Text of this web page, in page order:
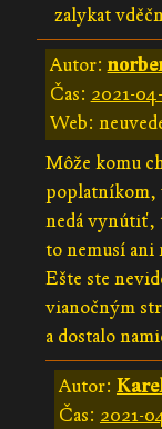
zalykat
Autor:
Čas: 2021-
Web:
Môže komu
poplatníkom,
nedá vynútiť,
to nemusí ani
Ešte ste
vianočným
a dostalo
Autor:
Čas: 2021-